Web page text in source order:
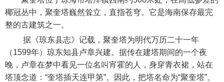
椰冠丛中，聚奎塔巍然耸立，直指苍穹。它是海南保存最完
整的古建筑之一。
据《琼东县志》记载，聚奎塔为明代万历二十一年
（1599年）琼东知县卢章兴建。据传在建塔期间的一个夜
晚，卢章在梦中看见一位名叫宵霍的人，身穿青衣裙，站在
塔顶念道：“奎塔插天连甲第”。因此，把塔名命为“聚奎塔”。